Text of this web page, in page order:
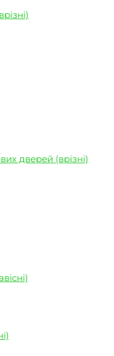
дверей (врізні)